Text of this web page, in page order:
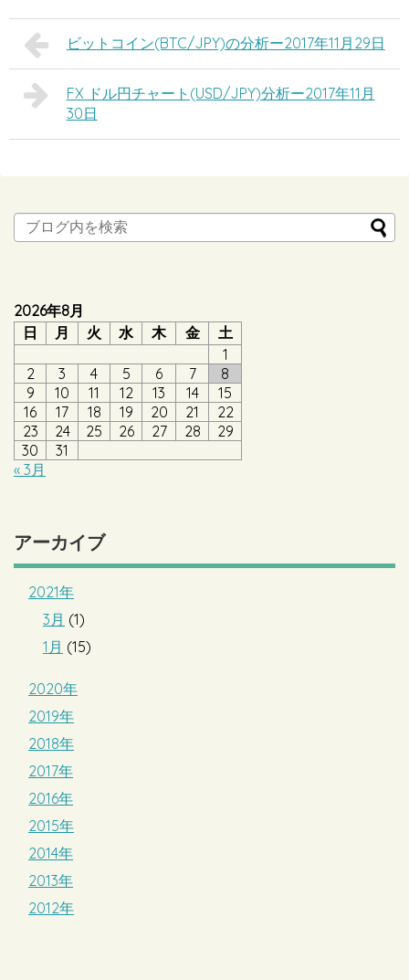
ビットコイン(BTC/JPY)の分析ー2017年11月29日
FX ドル円チャート(USD/JPY)分析ー2017年11月
30日
2026年8月
日
月 火 水 木 金
土
1
2
3 4 5 6 7
8
9
10 11 12 13 14
15
16
17 18 19 20 21
22
23
24 25 26 27 28
29
30
31
« 3月
アーカイブ
2021年
3月 (1)
1月 (15)
2020年
2019年
2018年
2017年
2016年
2015年
2014年
2013年
2012年